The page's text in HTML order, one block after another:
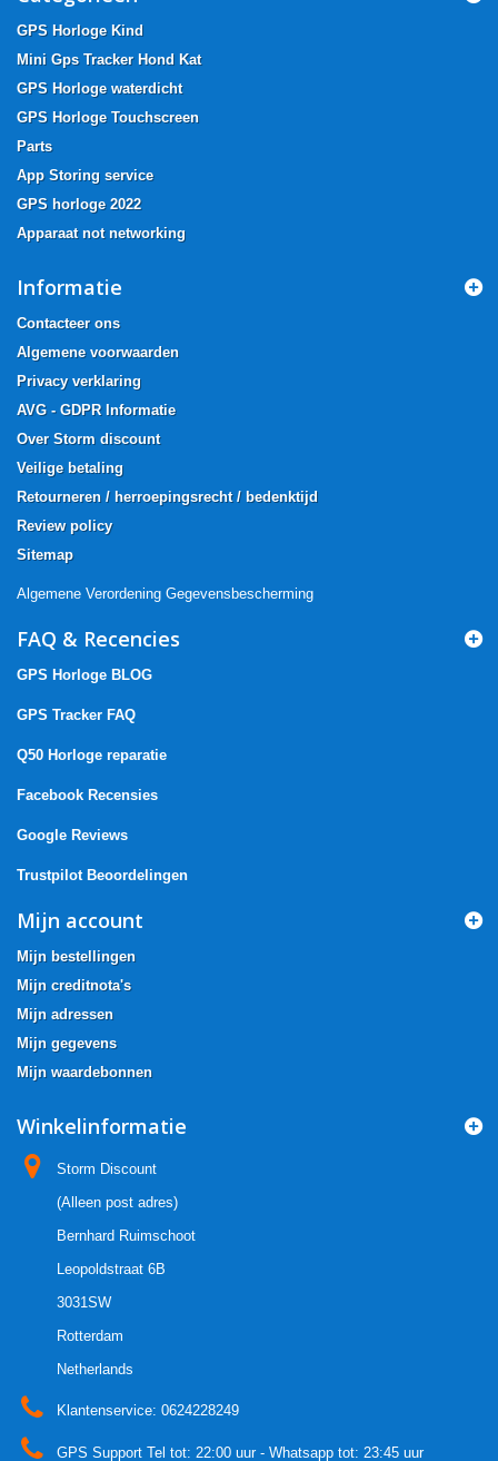
GPS Horloge Kind
Mini Gps Tracker Hond Kat
GPS Horloge waterdicht
GPS Horloge Touchscreen
Parts
App Storing service
GPS horloge 2022
Apparaat not networking
Informatie
Contacteer ons
Algemene voorwaarden
Privacy verklaring
AVG - GDPR Informatie
Over Storm discount
Veilige betaling
Retourneren / herroepingsrecht / bedenktijd
Review policy
Sitemap
Algemene Verordening Gegevensbescherming
FAQ & Recencies
GPS Horloge BLOG
GPS Tracker FAQ
Q50 Horloge reparatie
Facebook Recensies
Google Reviews
Trustpilot Beoordelingen
Mijn account
Mijn bestellingen
Mijn creditnota's
Mijn adressen
Mijn gegevens
Mijn waardebonnen
Winkelinformatie
Storm Discount
(Alleen post adres)
Bernhard Ruimschoot
Leopoldstraat 6B
3031SW
Rotterdam
Netherlands
Klantenservice: 0624228249
GPS Support Tel tot: 22:00 uur - Whatsapp tot: 23:45 uur